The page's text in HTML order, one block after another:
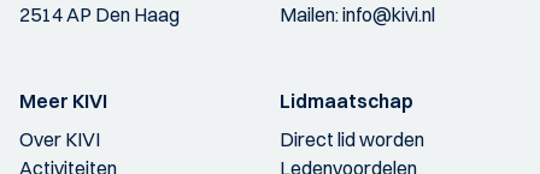
2514 AP Den Haag
Mailen:info@kivi.nl
Meer KIVI
Over KIVI
Activiteiten
Lidmaatschap
Direct lid worden
Ledenvoordelen